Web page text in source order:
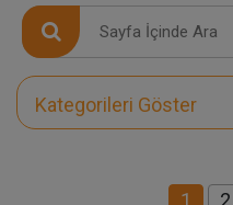
Kategorileri Göster
1 2